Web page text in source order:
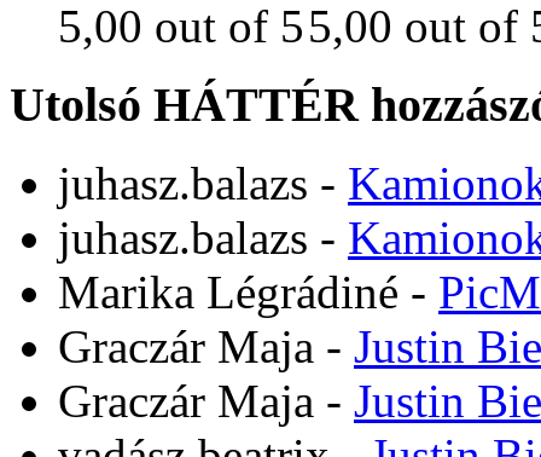
Utolsó HÁTTÉR
juhasz.balazs -
juhasz.balazs -
Marika Légrádiné -
Graczár Maja - Justin
Graczár Maja - Justin